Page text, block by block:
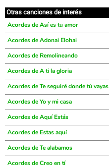
Otras canciones de interés
Acordes de Así es tu amor
Acordes de Adonai Elohai
Acordes de Remolineando
Acordes de A ti la gloria
Acordes de Te seguiré donde tú vayas
Acordes de Yo y mi casa
Acordes de Aquí Estás
Acordes de Estas aquí
Acordes de Te alabamos
Acordes de Creo en tí